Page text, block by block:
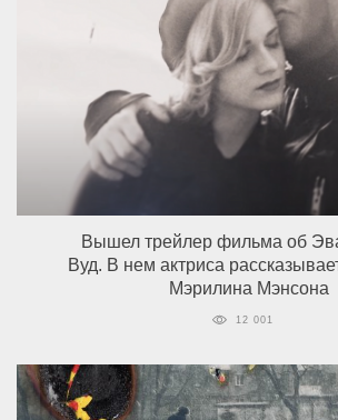
Вышел трейлер фильма об
Вуд. В нем актриса
Мэрилина Мэнсона
12 001